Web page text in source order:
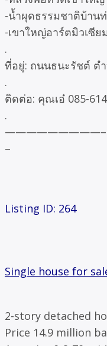
-น้ำผุดธรรมชาติบ้าน
-เขาใหญ่อาร์ตมิวเซีย
.
ที่อยู่: ถนนธนะรัชต์ ต
.
ติดต่อ: คุณเอ๋ 085-
.
—————————–
–
Listing ID: 264
Single house for
2-story detached
Price 14.9 million